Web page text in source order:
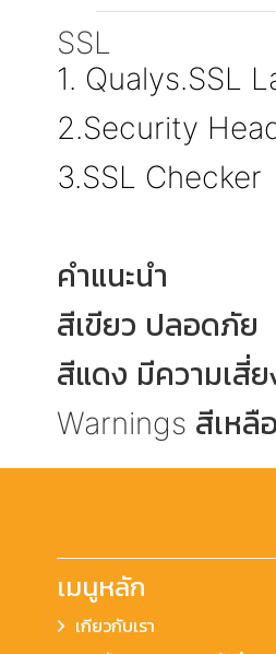
SSL
1. Qualys.SSL
2.Security
3.SSL Checker
คำแนะนำ
สีเขียว ปลอดภัย
สีแดง มีความเสี่
Warnings สีเหลื
เมนูหลัก
เกียวกับเรา